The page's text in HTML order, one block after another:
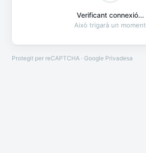
Verificant connexió...
Això trigarà un moment
Protegit per reCAPTCHA · Google Privadesa